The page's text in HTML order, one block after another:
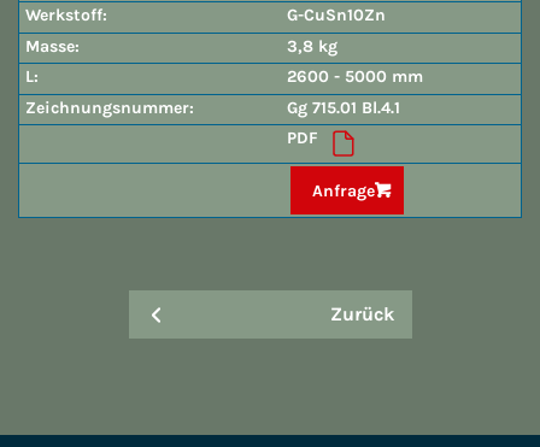
G-CuSn10Zn
3,8 kg
2600 - 5000 mm
Gg 715.01 Bl.4.1
PDF
Anfrage
Zurück